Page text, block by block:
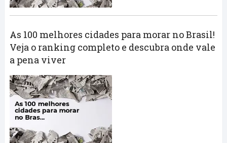
As 100 melhores cidades para morar no Brasil!
Veja o ranking completo e descubra onde vale
a pena viver